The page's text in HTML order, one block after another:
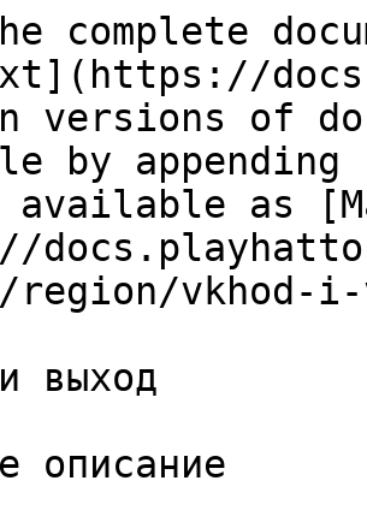
complete
versions of
by
available as
region/vkhod-i-
выход
описание